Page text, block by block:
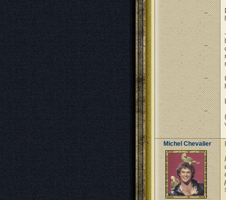
Michel Chevalier